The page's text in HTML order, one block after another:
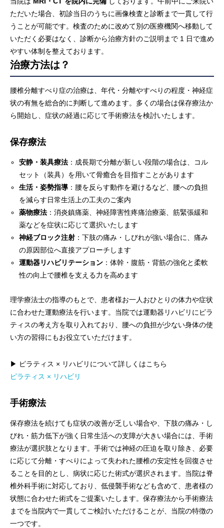
ただいた場合、初診当日のうちに画像検査と診断まで一貫して行
うことが可能です。検査のために改めて別の医療機関へ移動して
いただく必要はなく、診断から治療方針のご説明まで 1 日で進め
やすい体制を整えております。
治療方法は？
腰椎分離すべり症の治療は、年代・分離やすべりの程度・神経症
状の有無を総合的に判断して進めます。多くの場合は保存療法か
ら開始し、症状の経過に応じて手術療法を検討いたします。
保存療法
安静・装具療法 ：成長期で分離が新しい段階の場合は、コル
セット（装具）を用いて骨癒合を目指すことがあります
生活・姿勢指導 ：腰を反らす動作を避けるなど、腰への負担
を減らす日常生活上の工夫のご案内
薬物療法 ：消炎鎮痛薬、神経障害性疼痛治療薬、筋緊張緩和
薬などを症状に応じて選択いたします
神経ブロック注射 ：下肢の痛み・しびれが強い場合に、痛み
の原因部位へ直接アプローチします
運動器リハビリテーション ：体幹・腹筋・背筋の強化と柔軟
性の向上で腰椎を支える力を高めます
理学療法士の指導のもとで、患者様お一人おひとりの体力や症状
に合わせた運動療法を行います。当院では運動器リハビリにピラ
ティスの考え方を取り入れており、腰への負担が少ない身体の使
い方の習得にもお役立ていただけます。
▶ ピラティス × リハビリについて詳しくはこちら
ピラティス × リハビリ
手術療法
保存療法を続けても症状の改善が乏しい場合や、下肢の痛み・し
びれ・筋力低下が強く日常生活への支障が大きい場合には、手術
療法が選択肢となります。手術では神経の圧迫を取り除き、必要
に応じて分離・すべりによって失われた腰椎の安定性を回復させ
ることを目的とし、病状に応じた術式が選択されます。当院は脊
椎外科手術に対応しており、低侵襲手術なども含めて、患者様の
状態に合わせた術式をご提案いたします。保存療法から手術療法
までを当院内で一貫してご検討いただけることが、当院の特徴の
一つです。